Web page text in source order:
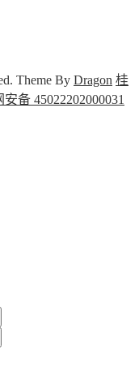
Theme By Dragon 桂
备 45022202000031